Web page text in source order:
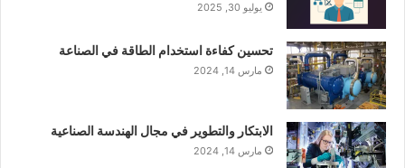
يوليو 30, 2025
تحسين كفاءة استخدام الطاقة في الصناعة
مارس 14, 2024
الابتكار والتطوير في مجال الهندسة الصناعية
مارس 14, 2024